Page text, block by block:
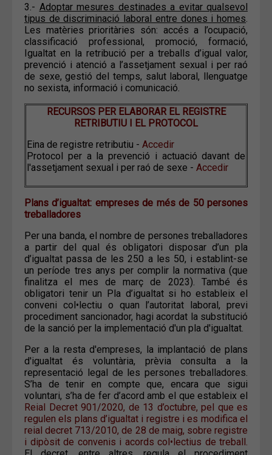
3.- Adoptar mesures destinades a evitar qualsevol
tipus de discriminació laboral entre dones i homes
Les matèries prioritàries són: accés a l’ocupació,
classificació professional, promoció, formació,
Igualtat en la retribució per a treballs d’igual valor,
prevenció i atenció a l’assetjament sexual i per raó
de sexe, gestió del temps, salut laboral, llenguatge
no sexista, informació i comunicació.
RECURSOS PER ELABORAR EL REGISTRE
RETRIBUTIU I EL PROTOCOL
Eina de registre retributiu - Accedir
Protocol per a la prevenció i actuació davant de
l'assetjament sexual i per raó de sexe - Accedir
Plans d’igualtat: empreses de més de 50 persones
treballadores
Per una banda, el nombre de persones treballadores
a partir del qual és obligatori disposar d’un pla
d’igualtat passa de les 250 a les 50, i establint-se
un període tres anys per complir la normativa (que
finalitza el mes de març de 2023). També és
obligatori tenir un Pla d’igualtat si ho estableix el
conveni col•lectiu o quan l’autoritat laboral, previ
procediment sancionador, hagi acordat la substitució
de la sanció per la implementació d'un pla d'igualtat.
Per a la resta d'empreses, la implantació de plans
d'igualtat és voluntària, prèvia consulta a la
representació legal de les persones treballadores.
S’ha de tenir en compte que, encara que sigui
voluntari, s’ha de fer d’acord amb el que estableix el
Reial Decret 901/2020, de 13 d’octubre, pel que es
regulen els plans d’igualtat i registre i es modifica el
reial decret 713/2010, de 28 de maig, sobre registre
i dipòsit de convenis i acords col•lectius de treball